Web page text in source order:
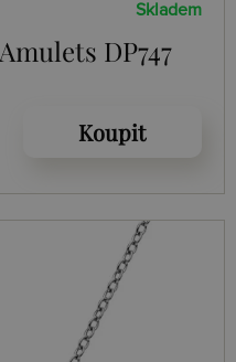
Skladem
DP747
Koupit